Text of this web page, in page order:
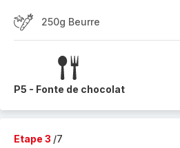
250g Beurre
P5 - Fonte de chocolat
Etape 3 /7